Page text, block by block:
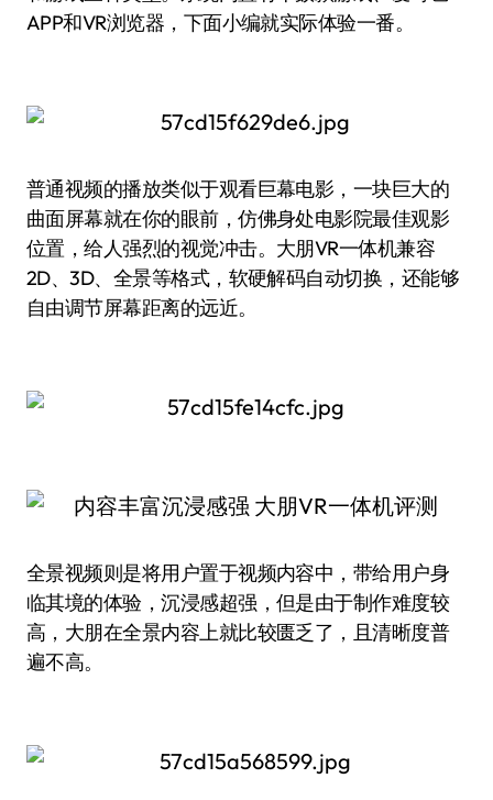
APP和VR浏览器，下面小编就实际体验一番。
普通视频的播放类似于观看巨幕电影，一块巨大的
曲面屏幕就在你的眼前，仿佛身处电影院最佳观影
位置，给人强烈的视觉冲击。大朋VR一体机兼容
2D、3D、全景等格式，软硬解码自动切换，还能够
自由调节屏幕距离的远近。
全景视频则是将用户置于视频内容中，带给用户身
临其境的体验，沉浸感超强，但是由于制作难度较
高，大朋在全景内容上就比较匮乏了，且清晰度普
遍不高。